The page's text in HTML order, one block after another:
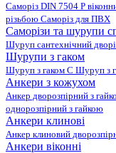
Саморіз DIN 7504 P
різьбою Саморіз для ПВХ
Саморізи та шурупи
Шуруп сантехнічний
Шурупи з гаком
Шуруп з гаком C Шуруп з
Анкери з кожухом
Анкер дворозпірний з
однорозпірний з гайкою
Анкери клинові
Анкер клиновий
Анкери віконні